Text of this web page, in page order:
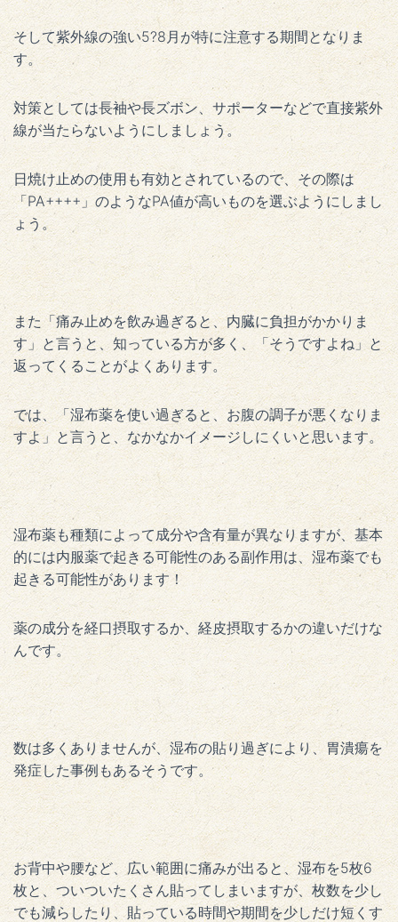
そして紫外線の強い5?8月が特に注意する期間となりま
す。
対策としては長袖や長ズボン、サポーターなどで直接紫外
線が当たらないようにしましょう。
日焼け止めの使用も有効とされているので、その際は
「PA++++」のようなPA値が高いものを選ぶようにしまし
ょう。
また「痛み止めを飲み過ぎると、内臓に負担がかかりま
す」と言うと、知っている方が多く、「そうですよね」と
返ってくることがよくあります。
では、「湿布薬を使い過ぎると、お腹の調子が悪くなりま
すよ」と言うと、なかなかイメージしにくいと思います。
湿布薬も種類によって成分や含有量が異なりますが、基本
的には内服薬で起きる可能性のある副作用は、湿布薬でも
起きる可能性があります！
薬の成分を経口摂取するか、経皮摂取するかの違いだけな
んです。
数は多くありませんが、湿布の貼り過ぎにより、胃潰瘍を
発症した事例もあるそうです。
お背中や腰など、広い範囲に痛みが出ると、湿布を5枚6
枚と、ついついたくさん貼ってしまいますが、枚数を少し
でも減らしたり、貼っている時間や期間を少しだけ短くす